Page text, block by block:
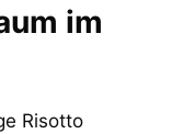
im
Risotto